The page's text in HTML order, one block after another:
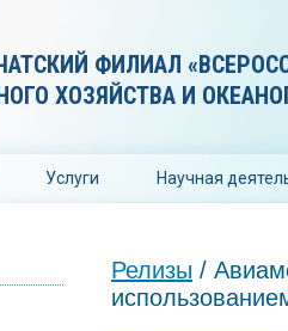
ФИЛИАЛ
ХОЗЯЙСТВА И
Услуги Научная
Релизы /